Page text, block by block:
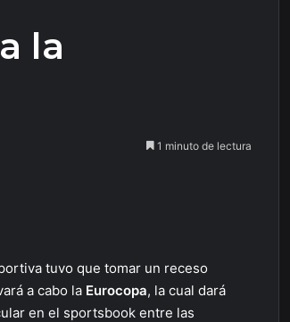
la
1 minuto de lectura
tuvo que tomar un receso
a cabo la Eurocopa, la cual dará
en el sportsbook entre las